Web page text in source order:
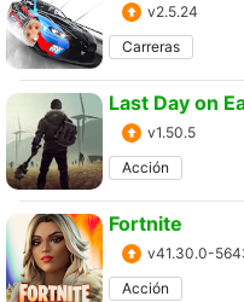
v2.5.24
Carreras
Last Day on
v1.50.5
Acción
Fortnite
v41.30.0-
Acción